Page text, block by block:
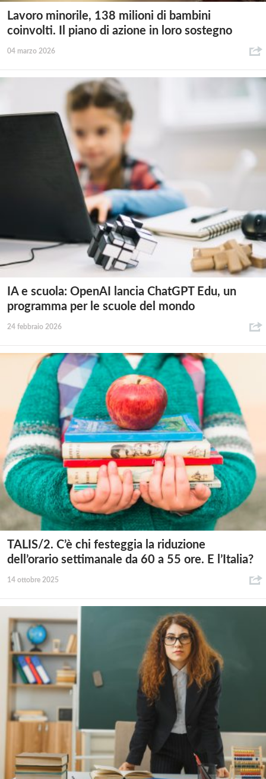
Lavoro minorile, 138 milioni di bambini
coinvolti. Il piano di azione in loro sostegno
04 marzo 2026
IA e scuola: OpenAI lancia ChatGPT Edu, un
programma per le scuole del mondo
24 febbraio 2026
TALIS/2. C’è chi festeggia la riduzione
dell’orario settimanale da 60 a 55 ore. E l’Italia?
14 ottobre 2025